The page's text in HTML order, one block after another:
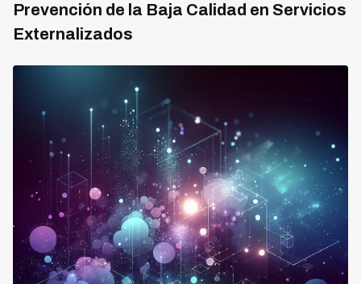
Prevención de la Baja Calidad en Servicios
Externalizados